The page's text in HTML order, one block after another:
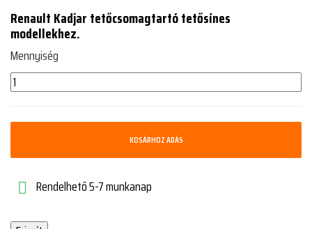
Renault Kadjar tetőcsomagtartó tetősínes
modellekhez.
Mennyiség
KOSÁRHOZ ADÁS
 Rendelhető 5-7 munkanap